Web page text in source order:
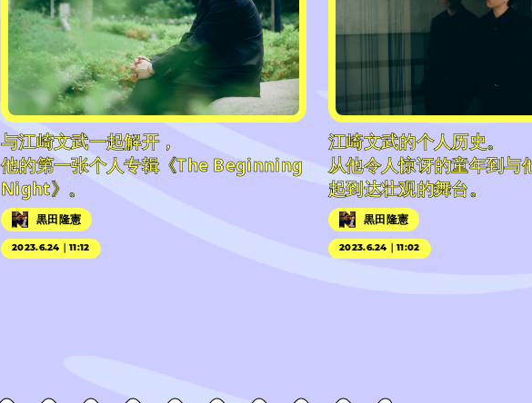
与江崎文武一起解开，
他的第一张个人专辑《The Beginning
Night》。
黒田隆憲
2023.6.24｜11:12
江崎文武的个人历史。
从他令人惊讶的童年到与
起到达壮观的舞台。
黒田隆憲
2023.6.24｜11:02